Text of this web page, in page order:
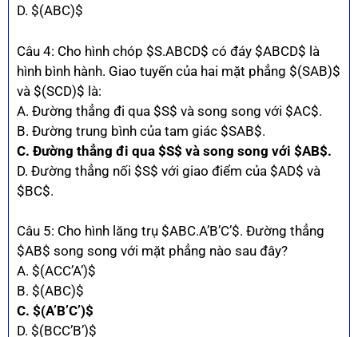
D. $(ABC)$
Câu 4: Cho hình chóp $S.ABCD$ có đáy $ABCD$ là
hình bình hành. Giao tuyến của hai mặt phẳng $(SAB)$
và $(SCD)$ là:
A. Đường thẳng đi qua $S$ và song song với $AC$.
B. Đường trung bình của tam giác $SAB$.
C. Đường thẳng đi qua $S$ và song song với $AB$.
D. Đường thẳng nối $S$ với giao điểm của $AD$ và
$BC$.
Câu 5: Cho hình lăng trụ $ABC.A’B’C’$. Đường thẳng
$AB$ song song với mặt phẳng nào sau đây?
A. $(ACC’A’)$
B. $(ABC)$
C. $(A’B’C’)$
D. $(BCC’B’)$